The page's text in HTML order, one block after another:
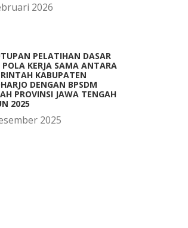
2026
PELATIHAN DASAR
POLA KERJA SAMA ANTARA
KABUPATEN
DENGAN BPSDM
PROVINSI JAWA TENGAH
2025
2025